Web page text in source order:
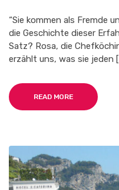
“Sie kommen als Fremde
die Geschichte dieser
Satz? Rosa, die
erzählt uns, was sie jeden
READ MORE